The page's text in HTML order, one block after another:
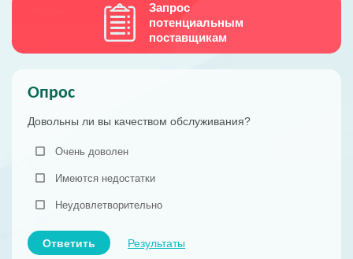
Запрос
потенциальным
поставщикам
Опрос
Довольны ли вы качеством обслуживания?
Очень доволен
Имеются недостатки
Неудовлетворительно
Ответить Результаты